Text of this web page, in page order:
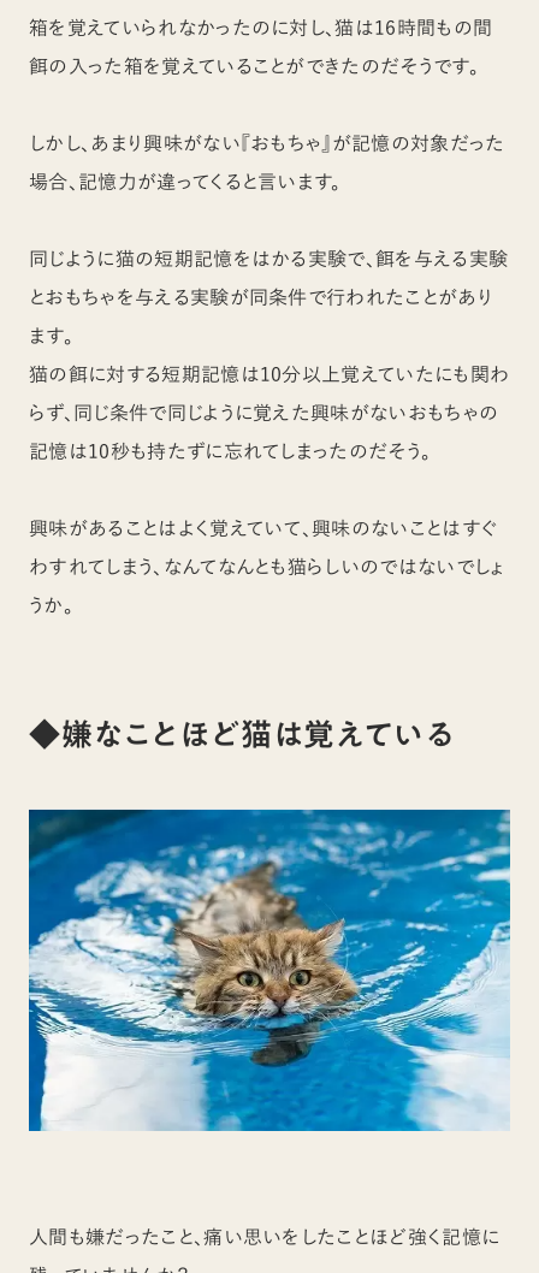
箱を覚えていられなかったのに対し、猫は16時間もの間
餌の入った箱を覚えていることができたのだそうです。
しかし、あまり興味がない『おもちゃ』が記憶の対象だった
場合、記憶力が違ってくると言います。
同じように猫の短期記憶をはかる実験で、餌を与える実験
とおもちゃを与える実験が同条件で行われたことがあり
ます。
猫の餌に対する短期記憶は10分以上覚えていたにも関わ
らず、同じ条件で同じように覚えた興味がないおもちゃの
記憶は10秒も持たずに忘れてしまったのだそう。
興味があることはよく覚えていて、興味のないことはすぐ
わすれてしまう、なんてなんとも猫らしいのではないでしょ
うか。
◆嫌なことほど猫は覚えている
人間も嫌だったこと、痛い思いをしたことほど強く記憶に